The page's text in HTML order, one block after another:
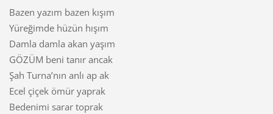
Bazen yazım bazen kışım
Yüreğimde hüzün hışım
Damla damla akan yaşım
GÖZÜM beni tanır ancak
Şah Turna’nın anlı ap ak
Ecel çiçek ömür yaprak
Bedenimi sarar toprak